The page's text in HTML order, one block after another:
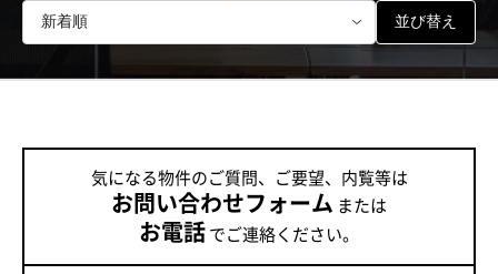
並び替え
気になる物件のご質問、ご要望、内覧等は
お問い合わせフォーム または
お電話でご連絡ください。